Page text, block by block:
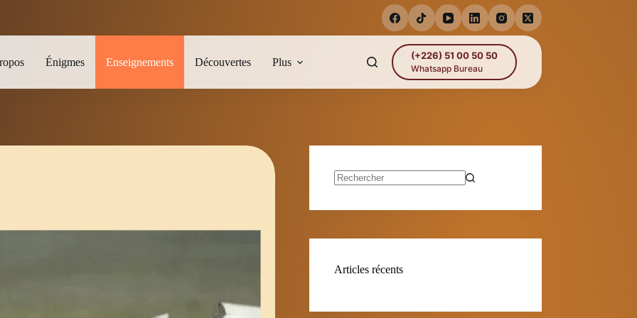
Énigmes Enseignements Découvertes Plus
(+226) 51 00 50 50
Whatsapp Bureau
Articles récents